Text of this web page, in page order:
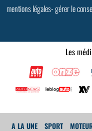
mentions légales-gérer le
Les
A LA UNE SPORT